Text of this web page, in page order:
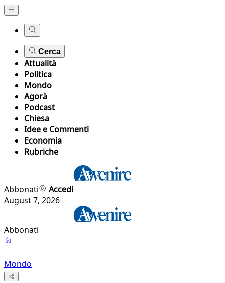
Cerca
Attualità
Politica
Mondo
Agorà
Podcast
Chiesa
Idee e Commenti
Economia
Rubriche
Abbonati
Accedi
August 7, 2026
Abbonati
Mondo